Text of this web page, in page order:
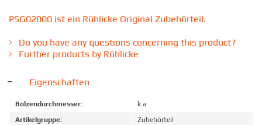
PSG02000 ist ein Rühlicke Original Zubehörteil.
Do you have any questions concerning this product?
Further products by Rühlicke
Eigenschaften
Bolzendurchmesser:
k.a.
Artikelgruppe:
Zubehörteil